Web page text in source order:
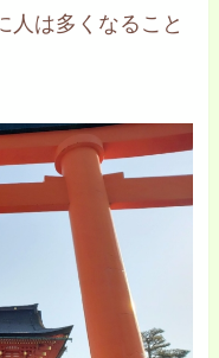
人は多くなること